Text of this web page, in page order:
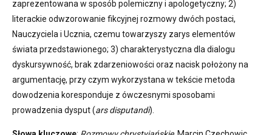
zaprezentowana w sposób polemiczny i apologetyczny; 2)
literackie odwzorowanie fikcyjnej rozmowy dwóch postaci,
Nauczyciela i Ucznia, czemu towarzyszy zarys elementów
świata przedstawionego; 3) charakterystyczna dla dialogu
dyskursywność, brak zdarzeniowości oraz nacisk położony na
argumentację, przy czym wykorzystana w tekście metoda
dowodzenia koresponduje z ówczesnymi sposobami
prowadzenia dysput (ars disputandi).